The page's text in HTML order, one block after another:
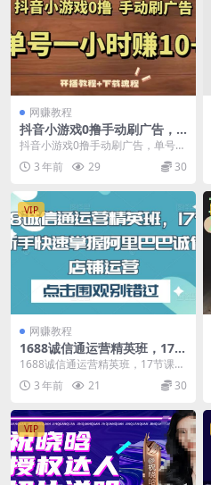
网赚教程
抖音小游戏0撸手动刷广告，
单号一小时赚10+（开播教程
抖音小游戏0撸手动刷广告，单号一
小时赚10+（开播教程+下载流程）
一、项目拆解...
3 年前 29 30
VIP
网赚教程
1688诚信通运营精英班，17节
课让新手快速掌握阿里巴巴诚
信通店铺运营
1688诚信通运营精英班，17节课让
新手快速掌握阿里巴巴诚信通店铺
运营 课程大纲...
3 年前 21 30
VIP